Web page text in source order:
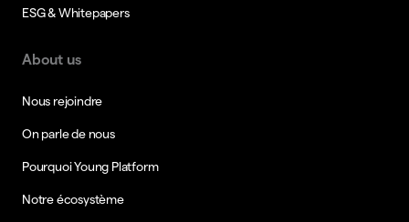
ESG & Whitepapers
About us
Nous rejoindre
On parle de nous
Pourquoi Young Platform
Notre écosystème